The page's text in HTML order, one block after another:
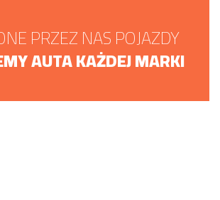
PRZEZ NAS POJAZDY
AUTA KAŻDEJ MARKI